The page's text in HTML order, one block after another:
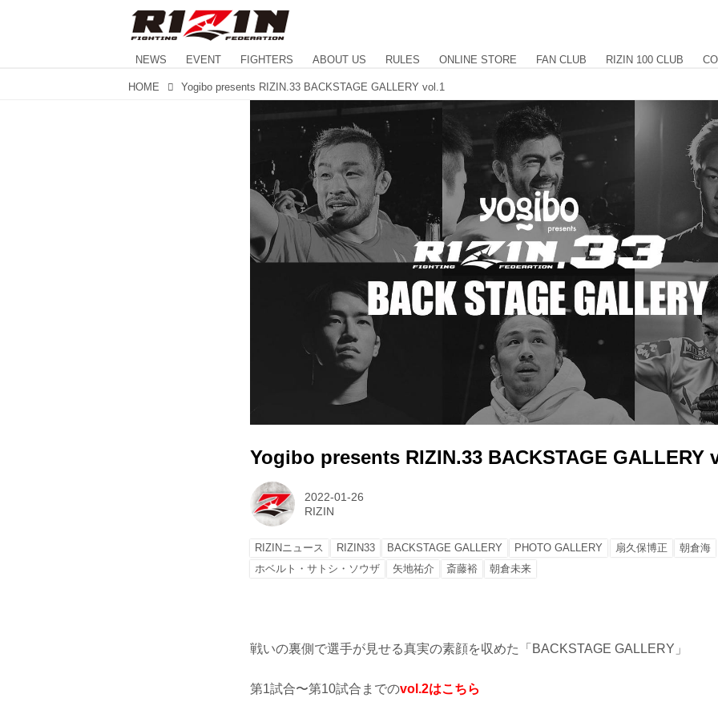
NEWS EVENT FIGHTERS ABOUT US RULES ONLINE STORE FAN CLUB RIZIN 100 CLUB
HOME Yogibo presents RIZIN.33 BACKSTAGE GALLERY vol.1
Yogibo presents RIZIN.33 BACKSTAGE GALLERY
2022-01-26
RIZIN
RIZINニュース RIZIN33 BACKSTAGE GALLERY PHOTO GALLERY 扇久保博正
朝倉海
ホベルト・サトシ・ソウザ
矢地祐介 斎藤裕 朝倉未来
戦いの裏側で選手が見せる真実の素顔を収めた「BACKSTAGE GALLERY」
第1試合〜第10試合までのvol.2はこちら